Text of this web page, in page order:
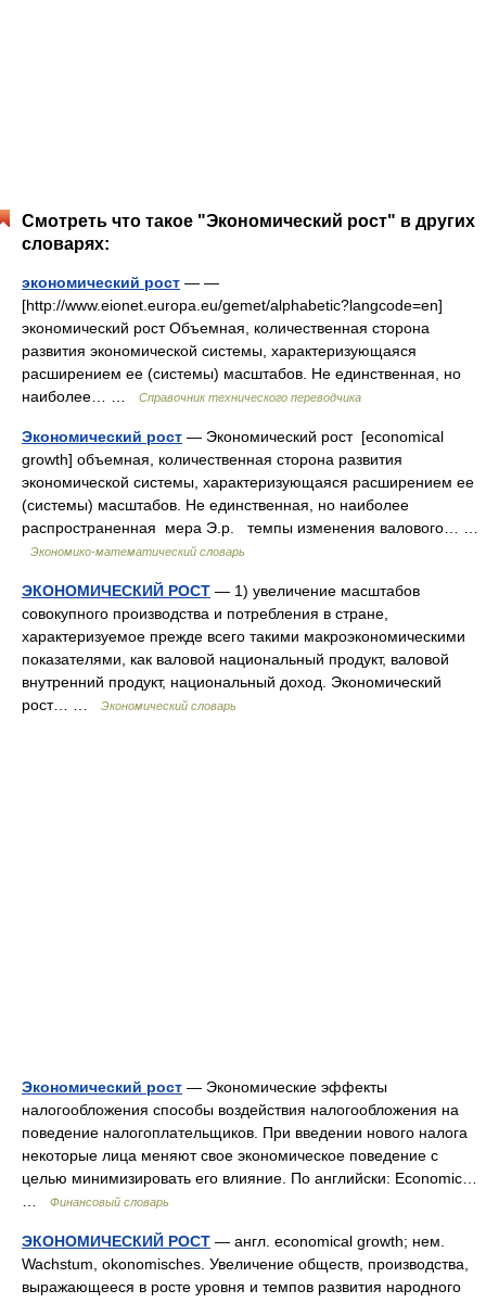
Смотреть что такое "Экономический рост" в других
словарях:
экономический рост — —
[http://www.eionet.europa.eu/gemet/alphabetic?langcode=en]
экономический рост Объемная, количественная сторона
развития экономической системы, характеризующаяся
расширением ее (системы) масштабов. Не единственная, но
наиболее… …
Справочник технического переводчика
Экономический рост — Экономический рост [economical
growth] объемная, количественная сторона развития
экономической системы, характеризующаяся расширением ее
(системы) масштабов. Не единственная, но наиболее
распространенная мера Э.р. темпы изменения валового… …
Экономико-математический словарь
ЭКОНОМИЧЕСКИЙ РОСТ — 1) увеличение масштабов
совокупного производства и потребления в стране,
характеризуемое прежде всего такими макроэкономическими
показателями, как валовой национальный продукт, валовой
внутренний продукт, национальный доход. Экономический
рост… …
Экономический словарь
Экономический рост — Экономические эффекты
налогообложения способы воздействия налогообложения на
поведение налогоплательщиков. При введении нового налога
некоторые лица меняют свое экономическое поведение с
целью минимизировать его влияние. По английски: Economic…
Финансовый словарь
ЭКОНОМИЧЕСКИЙ РОСТ — англ. economical growth; нем.
Wachstum, okonomisches. Увеличение обществ, производства,
выражающееся в росте уровня и темпов развития народного